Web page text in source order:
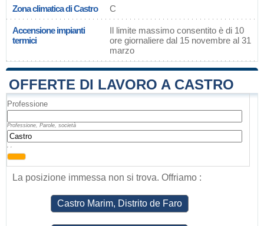
Zona climatica di Castro C
Accensione impianti
termici
Il limite massimo consentito è di 10
ore giornaliere dal 15 novembre al 31
marzo
OFFERTE DI LAVORO A CASTRO
Professione
Professione, Parole, società
, ,
La posizione immessa non si trova. Offriamo :
Castro Marim, Distrito de Faro